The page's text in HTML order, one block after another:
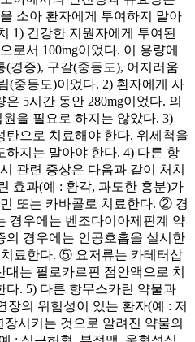
소아 환자에게 투여하지 말아
1) 건강한 지원자에게 투여된
로서 100mg이었다. 이 용량에
경증), 구갈(중등도), 어지러움
(중등도)이었다. 2) 환자에게 사
5시간 동안 280mg이었다. 의
을 필요로 하지는 않았다. 3)
탄으로 치료해야 한다. 위세척을
지는 말아야 한다. 4) 다른 항
관련 증상은 다음과 같이 처치
효과(예 : 환각, 과도한 흥분)가
또는 카바콜로 치료한다. ② 경
경우에는 벤조다이아제핀계 약
경우에는 인공호흡을 실시한
료한다. ⑤ 요저류는 카테터삽
는 필로카르핀 점안액으로 치
다. 5) 다른 항무스카린 약물과
장의 위험성이 있는 환자(예 : 저
시키는 것으로 알려진 약물의